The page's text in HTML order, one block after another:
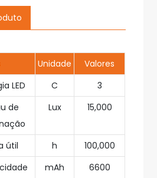
Unidade
Valores
LED C
3
de
Lux 15,000
útil h
100,000
mAh 6600